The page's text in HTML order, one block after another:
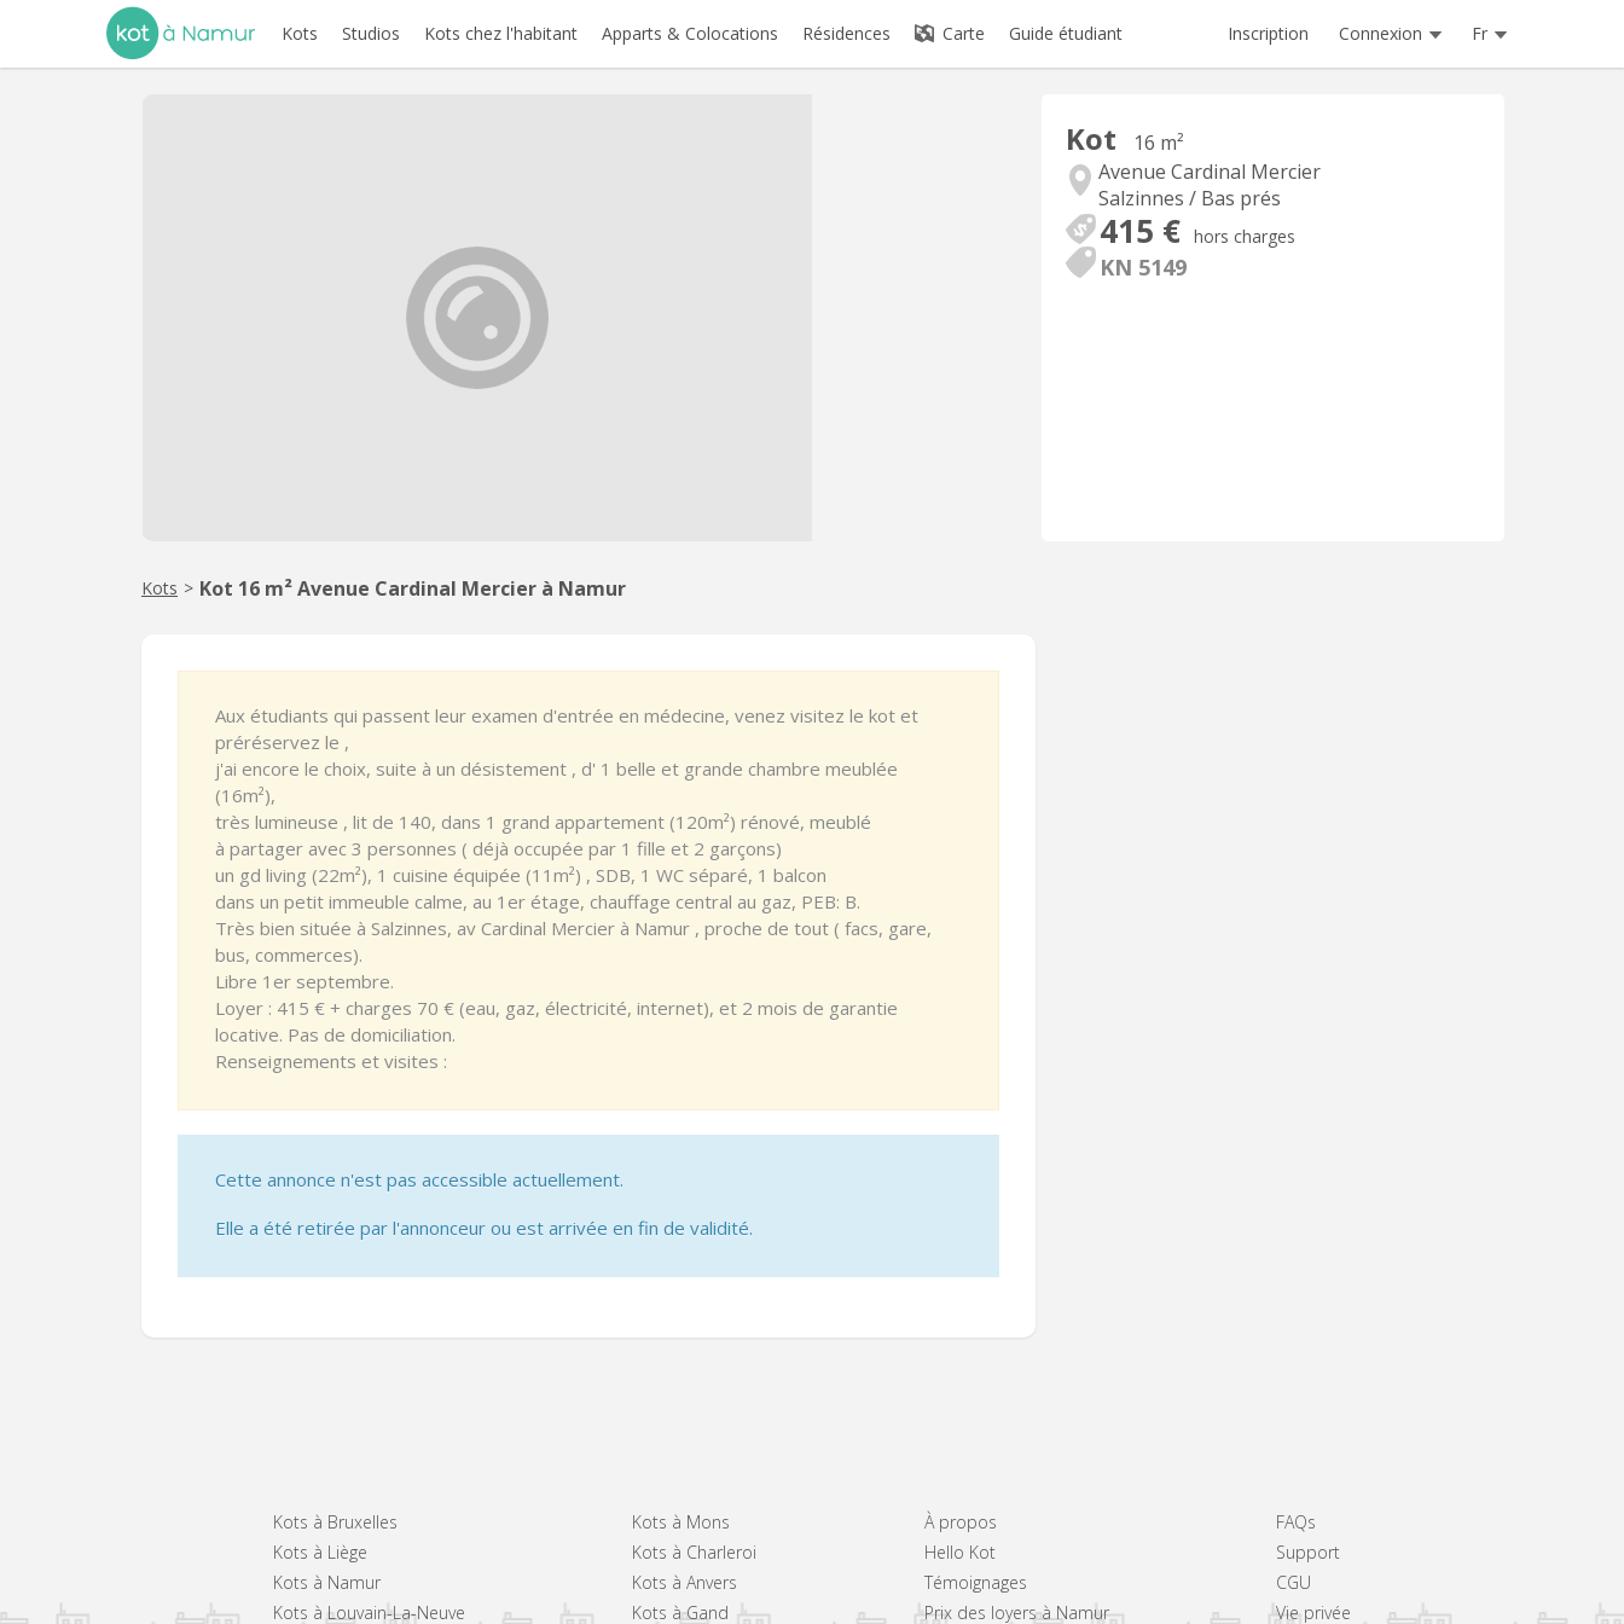
Kots Studios Kots chez l'habitant Apparts & Colocations Résidences Carte Guide étudiant Inscription Connexion Fr
Kot
16 m²
Avenue Cardinal Mercier
Salzinnes / Bas prés
415 € hors charges
KN 5149
Kots > Kot 16 m² Avenue Cardinal Mercier à Namur
Aux étudiants qui passent leur examen d'entrée en médecine, venez visitez le kot et
préréservez le ,
j'ai encore le choix, suite à un désistement , d' 1 belle et grande chambre meublée
(16m²),
très lumineuse , lit de 140, dans 1 grand appartement (120m²) rénové, meublé
à partager avec 3 personnes ( déjà occupée par 1 fille et 2 garçons)
un gd living (22m²), 1 cuisine équipée (11m²) , SDB, 1 WC séparé, 1 balcon
dans un petit immeuble calme, au 1er étage, chauffage central au gaz, PEB: B.
Très bien située à Salzinnes, av Cardinal Mercier à Namur , proche de tout ( facs, gare,
bus, commerces).
Libre 1er septembre.
Loyer : 415 € + charges 70 € (eau, gaz, électricité, internet), et 2 mois de garantie
locative. Pas de domiciliation.
Renseignements et visites :
Cette annonce n'est pas accessible actuellement.
Elle a été retirée par l'annonceur ou est arrivée en fin de validité.
Kots à Bruxelles
Kots à Liège
Kots à Namur
Kots à Louvain-La-Neuve
Kots à Mons
Kots à Charleroi
Kots à Anvers
Kots à Gand
À propos
Hello Kot
Témoignages
Prix des loyers à Namur
FAQs
Support
CGU
Vie privée